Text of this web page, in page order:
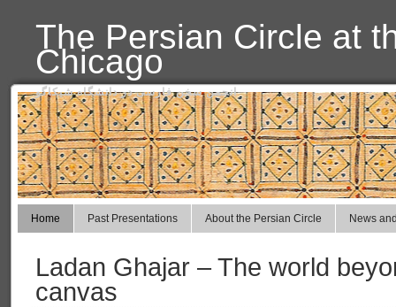
The Persian Circle at
Chicago
انجمن سخن فارسی در دانشگاه شیکاگو
Home Past Presentations About the Persian Circle News
Ladan Ghajar – The world
canvas